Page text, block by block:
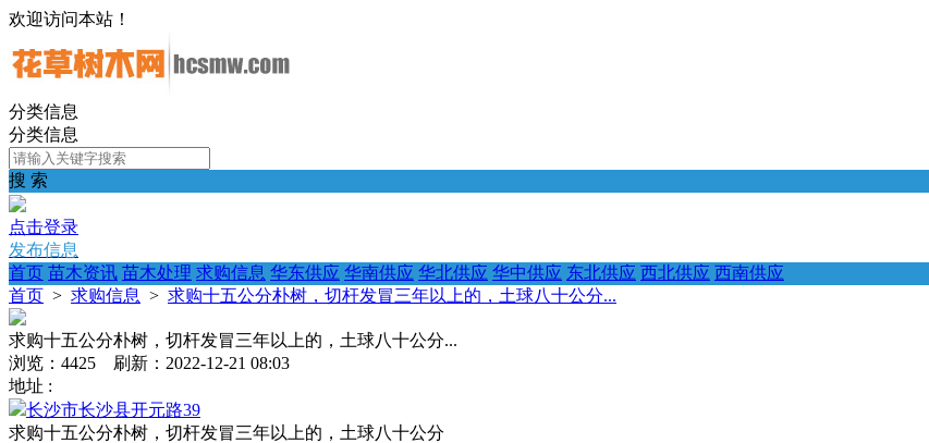
欢迎访问本站！
分类信息
分类信息
搜 索
点击登录
发布信息
首页 苗木资讯 苗木处理 求购信息 华东供应 华南供应 华北供应 华中供应 东北供应 西北供应 西南供应
首页 > 求购信息 > 求购十五公分朴树，切杆发冒三年以上的，土球八十公分...
求购十五公分朴树，切杆发冒三年以上的，土球八十公分...
浏览：4425 刷新：2022-12-21 08:03
地址 :
长沙市长沙县开元路39
求购十五公分朴树，切杆发冒三年以上的，土球八十公分